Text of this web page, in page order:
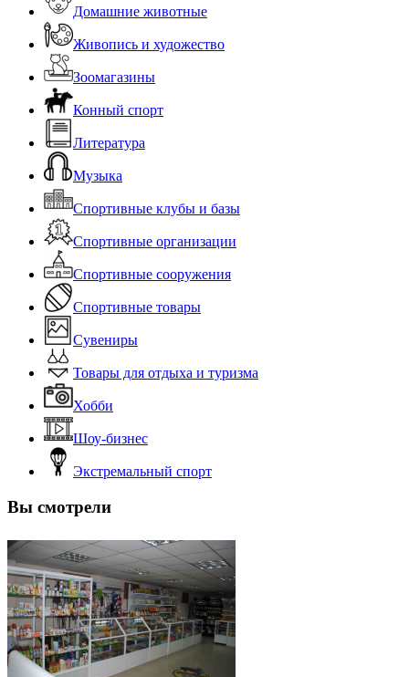
Домашние животные
Живопись и художество
Зоомагазины
Конный спорт
Литература
Музыка
Спортивные клубы и базы
Спортивные организации
Спортивные сооружения
Спортивные товары
Сувениры
Товары для отдыха и туризма
Хобби
Шоу-бизнес
Экстремальный спорт
Вы смотрели